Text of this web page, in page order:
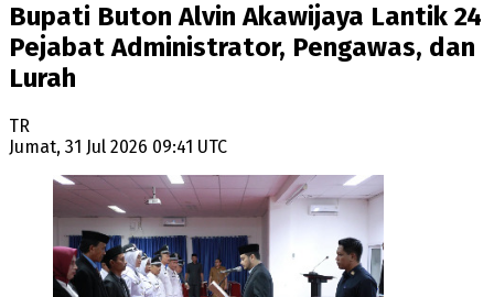
Bupati Buton Alvin Akawijaya Lantik 24
Pejabat Administrator, Pengawas, dan
Lurah
TR
Jumat, 31 Jul 2026 09:41 UTC